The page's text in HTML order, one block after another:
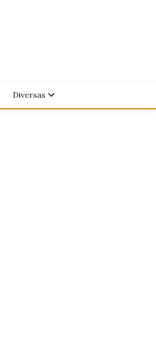
Diversas